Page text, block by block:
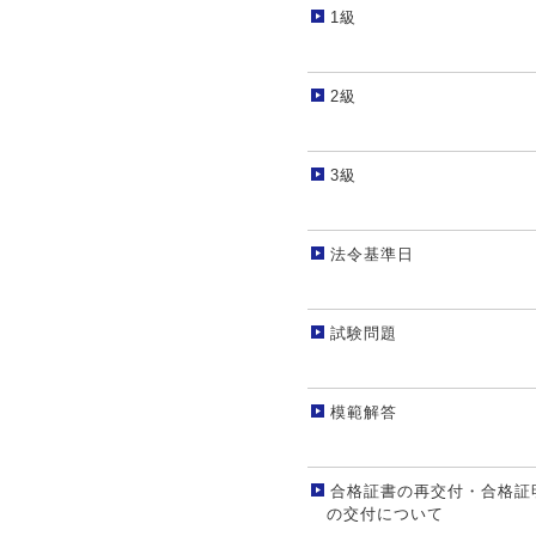
1級
2級
3級
法令基準日
試験問題
模範解答
合格証書の再交付・合格証
の交付について